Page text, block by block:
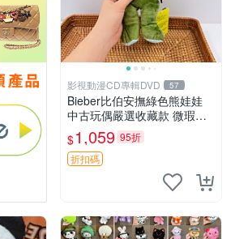
影視動漫CD專輯DVD 57
Bieber比伯安撫綠色熊娃娃
中古玩偶嚴選收藏款 微瑕輕
度使用 Bieber綠熊娃娃 中古
玩偶 微瑕
$1,059 95折
折扣碼